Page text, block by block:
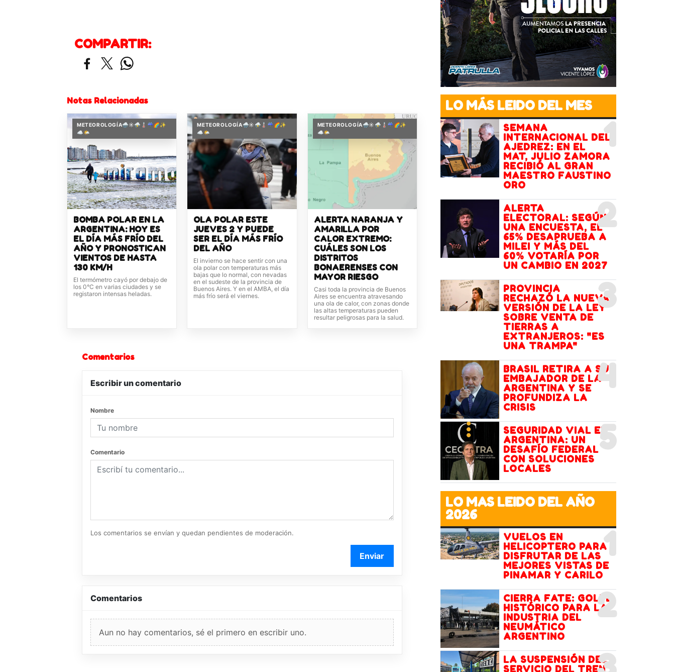
COMPARTIR:
Notas Relacionadas
METEOROLOGÍA🌧️☀️⛈️🌡️☔🌈✨
☁️🌤️
BOMBA POLAR EN LA
ARGENTINA: HOY ES
EL DÍA MÁS FRÍO DEL
AÑO Y PRONOSTICAN
VIENTOS DE HASTA
130 KM/H
El termómetro cayó por debajo de
los 0°C en varias ciudades y se
registaron intensas heladas.
METEOROLOGÍA🌧️☀️⛈️🌡️☔🌈✨
☁️🌤️
OLA POLAR ESTE
JUEVES 2 Y PUEDE
SER EL DÍA MÁS FRÍO
DEL AÑO
El invierno se hace sentir con una
ola polar con temperaturas más
bajas que lo normal, con nevadas
en el sudeste de la provincia de
Buenos Aires. Y en el AMBA, el día
más frío será el viernes.
METEOROLOGÍA🌧️☀️⛈️🌡️☔🌈✨
☁️🌤️
ALERTA NARANJA Y
AMARILLA POR
CALOR EXTREMO:
CUÁLES SON LOS
DISTRITOS
BONAERENSES CON
MAYOR RIESGO
Casi toda la provincia de Buenos
Aires se encuentra atravesando
una ola de calor, con zonas donde
las altas temperaturas pueden
resultar peligrosas para la salud.
Comentarios
Escribir un comentario
Nombre
Comentario
Los comentarios se envían y quedan pendientes de moderación.
Enviar
Comentarios
Aun no hay comentarios, sé el primero en escribir uno.
LO MÁS LEIDO DEL MES
1
SEMANA
INTERNACIONAL DEL
AJEDREZ: EN EL
MAT, JULIO ZAMORA
RECIBIÓ AL GRAN
MAESTRO FAUSTINO
ORO
2
ALERTA
ELECTORAL: SEGÚN
UNA ENCUESTA, EL
65% DESAPRUEBA A
MILEI Y MÁS DEL
60% VOTARÍA POR
UN CAMBIO EN 2027
3
PROVINCIA
RECHAZÓ LA NUEVA
VERSIÓN DE LA LEY
SOBRE VENTA DE
TIERRAS A
EXTRANJEROS: "ES
UNA TRAMPA"
4
BRASIL RETIRA A SU
EMBAJADOR DE LA
ARGENTINA Y SE
PROFUNDIZA LA
CRISIS
5
SEGURIDAD VIAL EN
ARGENTINA: UN
DESAFÍO FEDERAL
CON SOLUCIONES
LOCALES
LO MAS LEIDO DEL AÑO
2026
1
VUELOS EN
HELICOPTERO PARA
DISFRUTAR DE LAS
MEJORES VISTAS DE
PINAMAR Y CARILO
2
CIERRA FATE: GOLPE
HISTÓRICO PARA LA
INDUSTRIA DEL
NEUMÁTICO
ARGENTINO
LA SUSPENSIÓN DEL
SERVICIO DEL TREN